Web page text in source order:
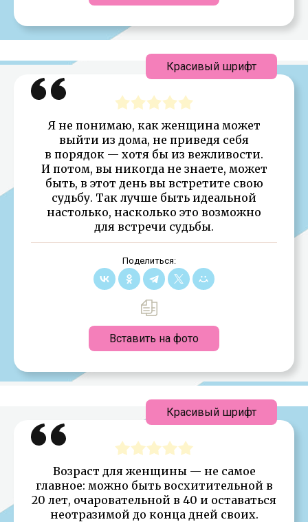
Я не понимаю, как женщина может
выйти из дома, не приведя себя
в порядок — хотя бы из вежливости.
И потом, вы никогда не знаете, может
быть, в этот день вы встретите свою
судьбу. Так лучше быть идеальной
настолько, насколько это возможно
для встречи судьбы.
Поделиться:
Вставить на фото
Красивый шрифт
Возраст для женщины — не самое
главное: можно быть восхитительной в
20 лет, очаровательной в 40 и оставаться
неотразимой до конца дней своих.
Красивый шрифт